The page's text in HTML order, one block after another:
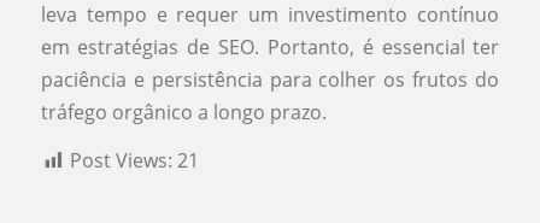
leva tempo e requer um investimento contínuo
em estratégias de SEO. Portanto, é essencial ter
paciência e persistência para colher os frutos do
tráfego orgânico a longo prazo.
Post Views: 21